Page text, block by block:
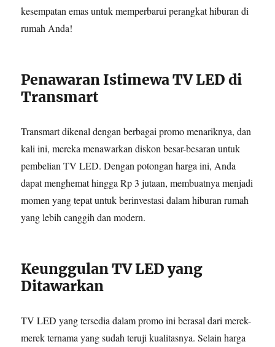
kesempatan emas untuk memperbarui perangkat hiburan di
rumah Anda!
Penawaran Istimewa TV LED di
Transmart
Transmart dikenal dengan berbagai promo menariknya, dan
kali ini, mereka menawarkan diskon besar-besaran untuk
pembelian TV LED. Dengan potongan harga ini, Anda
dapat menghemat hingga Rp 3 jutaan, membuatnya menjadi
momen yang tepat untuk berinvestasi dalam hiburan rumah
yang lebih canggih dan modern.
Keunggulan TV LED yang
Ditawarkan
TV LED yang tersedia dalam promo ini berasal dari merek-
merek ternama yang sudah teruji kualitasnya. Selain harga